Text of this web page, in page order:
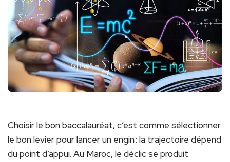
Choisir le bon baccalauréat, c’est comme sélectionner
le bon levier pour lancer un engin : la trajectoire dépend
du point d’appui. Au Maroc, le déclic se produit